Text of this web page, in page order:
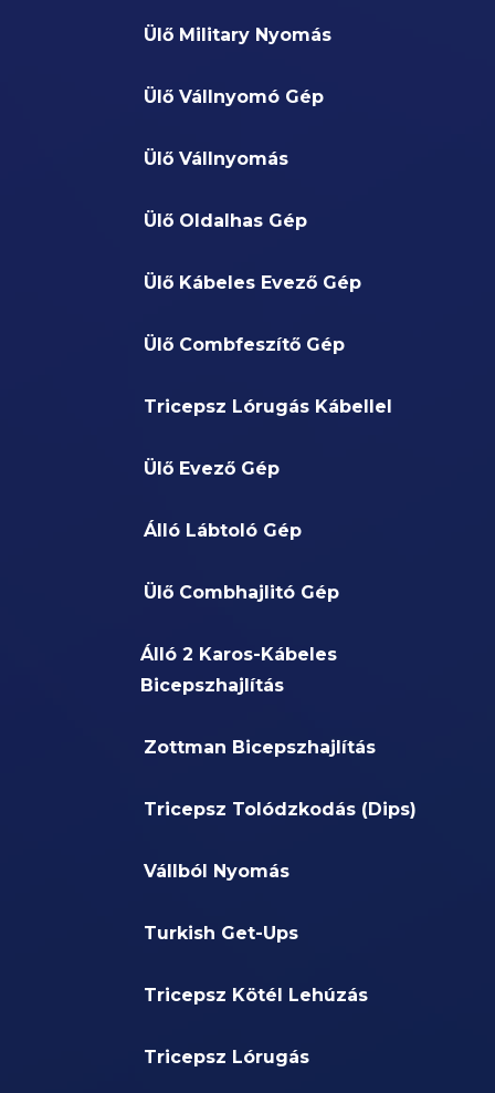
Ülő Military Nyomás
Ülő Vállnyomó Gép
Ülő Vállnyomás
Ülő Oldalhas Gép
Ülő Kábeles Evező Gép
Ülő Combfeszítő Gép
Tricepsz Lórugás Kábellel
Ülő Evező Gép
Álló Lábtoló Gép
Ülő Combhajlitó Gép
Álló 2 Karos-Kábeles
Bicepszhajlítás
Zottman Bicepszhajlítás
Tricepsz Tolódzkodás (Dips)
Vállból Nyomás
Turkish Get-Ups
Tricepsz Kötél Lehúzás
Tricepsz Lórugás